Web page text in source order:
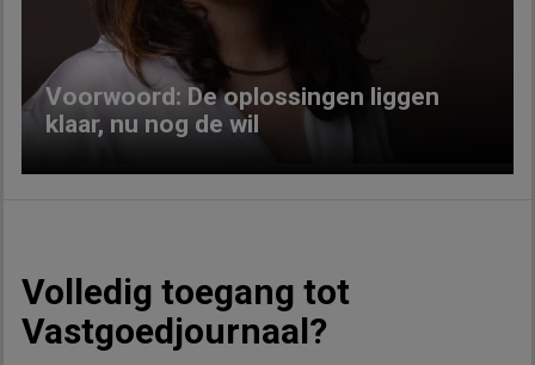
Voorwoord: De oplossingen liggen
klaar, nu nog de wil
Volledig toegang tot
Vastgoedjournaal?